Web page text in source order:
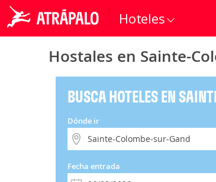
Hoteles
Hostales en Sainte-
BUSCA HOTELES EN
Dónde ir
Fecha entrada